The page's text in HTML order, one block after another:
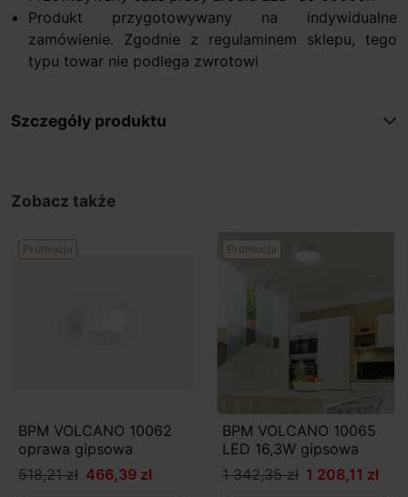
Produkt przygotowywany na indywidualne
zamówienie. Zgodnie z regulaminem sklepu, tego
typu towar nie podlega zwrotowi
Szczegóły produktu
Zobacz także
Promocja
BPM VOLCANO 10062
oprawa gipsowa
518,21 zł 466,39 zł
Promocja
BPM VOLCANO 10065
LED 16,3W gipsowa
1 342,35 zł 1 208,11 zł